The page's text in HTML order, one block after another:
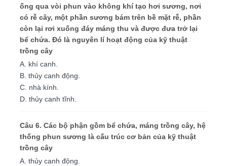
ống qua vòi phun vào không khí tạo hơi sương, nơi
có rễ cây, một phần sương bám trên bề mặt rễ, phần
còn lại rơi xuống đáy máng thu và được đưa trở lại
bể chứa. Đó là nguyên lí hoạt động của kỹ thuật
trồng cây
A. khí canh.
B. thủy canh động.
C. nhà kính.
D. thủy canh tĩnh.
Câu 6. Các bộ phận gồm bể chứa, máng trồng cây, hệ
thống phun sương là cấu trúc cơ bản của kỹ thuật
trồng cây
A. thủy canh động.